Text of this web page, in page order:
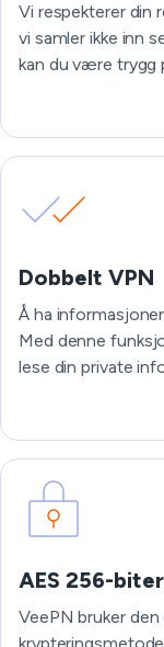
Vi respekterer din
vi samler ikke inn
kan du være trygg
Dobbelt VPN
Å ha
Med denne
lese din private
AES 256-
VeePN bruker